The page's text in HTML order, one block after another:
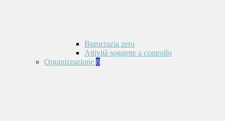
Burocrazia zero
Attività soggette a controllo
Organizzazione 8